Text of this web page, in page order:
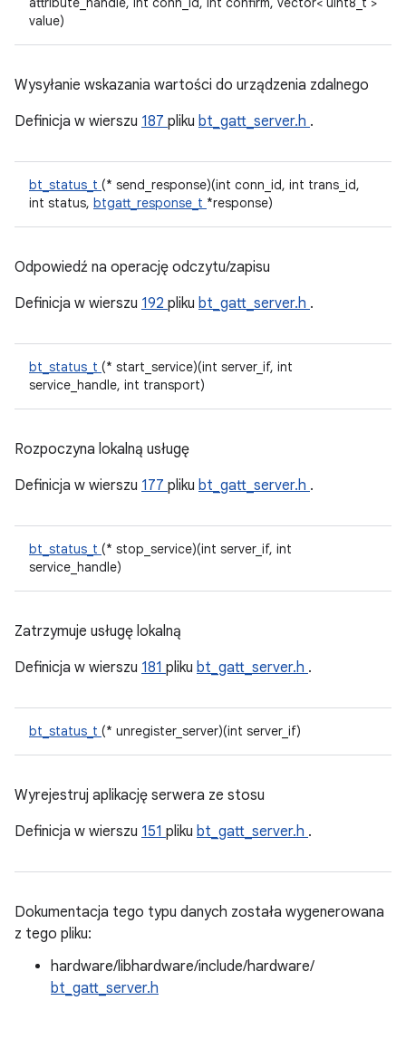
value)
Wysyłanie wskazania wartości do urządzenia zdalnego
Definicja w wierszu 187 pliku bt_gatt_server.h .
bt_status_t (* send_response)(int conn_id, int trans_id,
int status, btgatt_response_t *response)
Odpowiedź na operację odczytu/zapisu
Definicja w wierszu 192 pliku bt_gatt_server.h .
bt_status_t (* start_service)(int server_if, int
service_handle, int transport)
Rozpoczyna lokalną usługę
Definicja w wierszu 177 pliku bt_gatt_server.h .
bt_status_t (* stop_service)(int server_if, int
service_handle)
Zatrzymuje usługę lokalną
Definicja w wierszu 181 pliku bt_gatt_server.h .
bt_status_t (* unregister_server)(int server_if)
Wyrejestruj aplikację serwera ze stosu
Definicja w wierszu 151 pliku bt_gatt_server.h .
Dokumentacja tego typu danych została wygenerowana
z tego pliku:
hardware/libhardware/include/hardware/
bt_gatt_server.h